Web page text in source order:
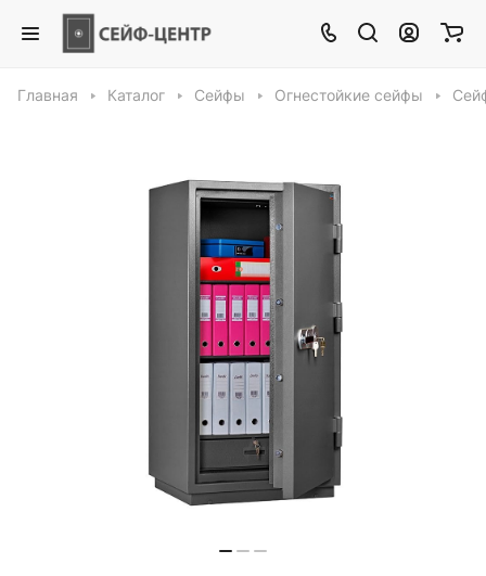
Главная Каталог Сейфы Огнестойкие сейфы